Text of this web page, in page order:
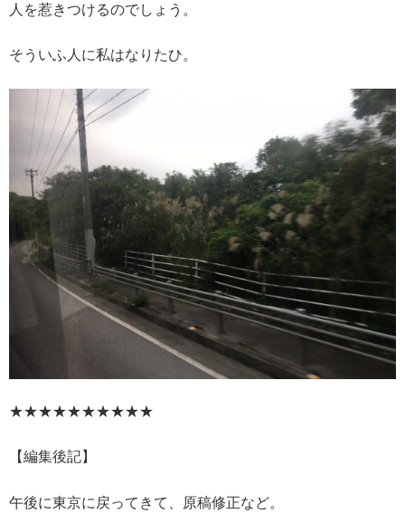
人を惹きつけるのでしょう。
そういふ人に私はなりたひ。
★★★★★★★★★★
【編集後記】
午後に東京に戻ってきて、原稿修正など。